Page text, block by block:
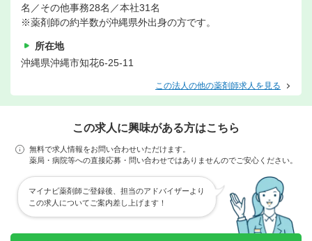
名／その他事務28名／本社31名
※薬剤師の約半数が沖縄県外出身の方です。
所在地
沖縄県沖縄市知花6-25-11
この法人の他の薬剤師求人を見る
この求人に興味がある方はこちら
無料で求人情報をお問い合わせいただけます。
薬局・病院等への直接応募・問い合わせではありませんのでご安心ください。
マイナビ薬剤師ご登録後、担当のアドバイザーより
この求人についてご案内差し上げます！